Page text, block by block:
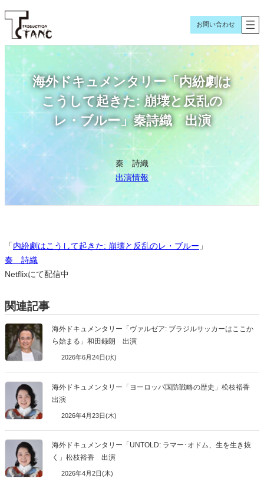
内
を
プ
お問い合わせ
海外ドキュメンタリー「内紛劇は
こうして起きた: 崩壊と反乱の
レ・ブルー」秦詩織 出演
秦 詩織
出演情報
「内紛劇はこうして起きた: 崩壊と反乱のレ・ブルー 」
秦 詩織
Netflixにて配信中
関連記事
海外ドキュメンタリー「ヴァルゼア: ブラジルサッカーはここか
ら始まる」和田録朗 出演
2026年6月24日(水)
海外ドキュメンタリー「ヨーロッパ国防戦略の歴史」松枝裕香
出演
2026年4月23日(木)
海外ドキュメンタリー「UNTOLD: ラマー･オドム、生を生き抜
く」松枝裕香 出演
2026年4月2日(木)